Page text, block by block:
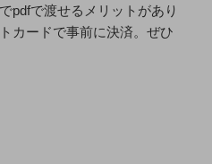
pdfで渡せるメリットがあり
カードで事前に決済。ぜひ